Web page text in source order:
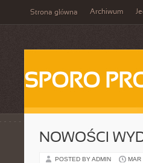
Strona główna Archiwum
SPORO
NOWOŚCI
POSTED BY ADMIN MAR